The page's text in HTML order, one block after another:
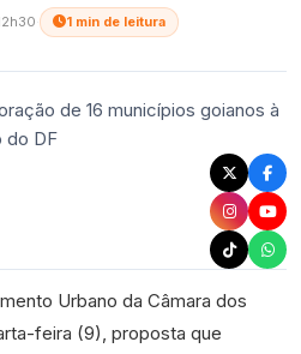
1 min de leitura
Urbano da Câmara dos
feira (9), proposta que